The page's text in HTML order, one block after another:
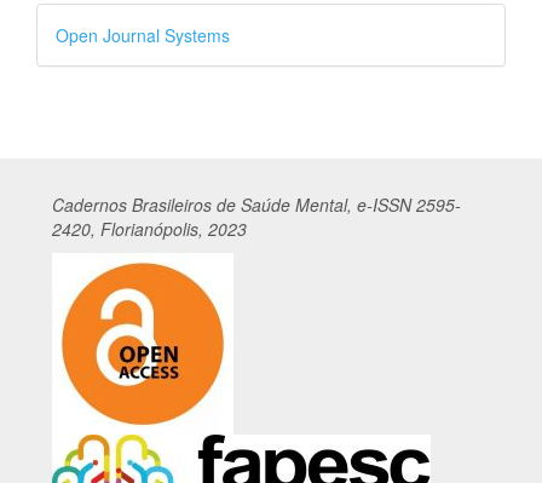
Desenvolvido
por
Open Journal Systems
Cadernos Brasileiros de Saúde Mental, e-ISSN 2595-
2420, Florianópolis, 2023